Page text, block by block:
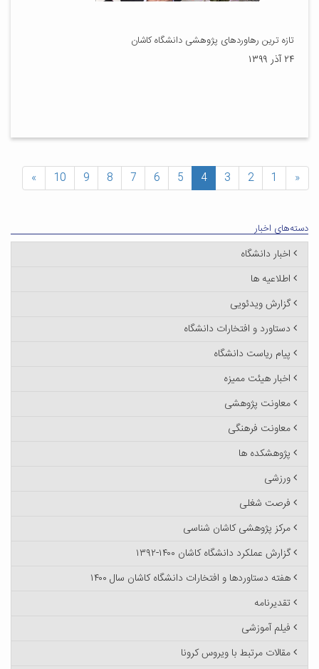
تازه ترین رهاوردهای پژوهشی دانشگاه کاشان
۲۴ آذر ۱۳۹۹
«
1
2
3
4
5
6
7
8
9
10
»
دسته‌های اخبار
اخبار دانشگاه
اطلاعیه ها
گزارش ویدئویی
دستاورد و افتخارات دانشگاه
پیام ریاست دانشگاه
اخبار هیئت ممیزه
معاونت پژوهشی
معاونت فرهنگی
پژوهشکده ها
ورزشی
فرصت شغلی
مرکز پژوهشی کاشان شناسی
گزارش عملکرد دانشگاه کاشان ۱۴۰۰-۱۳۹۲
هفته دستاوردها و افتخارات دانشگاه کاشان سال ۱۴۰۰
تقدیرنامه
فیلم آموزشی
مقالات مرتبط با ویروس کرونا